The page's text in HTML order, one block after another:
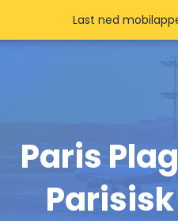
Paris
Last ned